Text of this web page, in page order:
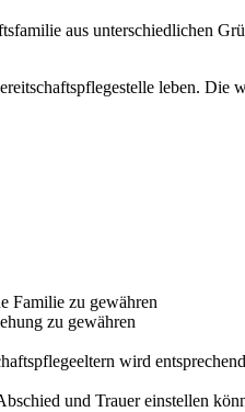
aus unterschiedlichen
leben. Die
Familie zu gewähren
zu gewähren
wird
und Trauer einstellen